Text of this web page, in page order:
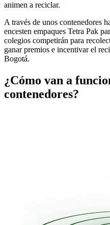
animen a reciclar.
A través de unos contenedores
encesten empaques Tetra Pak
colegios competirán para
ganar premios e incentivar el
Bogotá.
¿Cómo van a
contenedores?